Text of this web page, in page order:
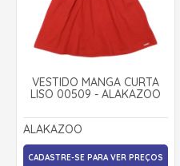
VESTIDO MANGA CURTA
LISO 00509 - ALAKAZOO
ALAKAZOO
CADASTRE-SE PARA VER PREÇOS